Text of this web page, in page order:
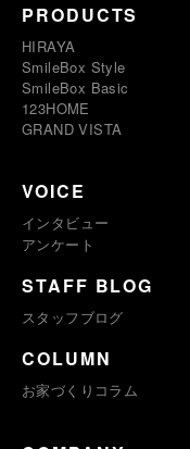
PRODUCTS
HIRAYA
SmileBox Style
SmileBox Basic
123HOME
GRAND VISTA
VOICE
インタビュー
アンケート
STAFF BLOG
スタッフブログ
COLUMN
お家づくりコラム